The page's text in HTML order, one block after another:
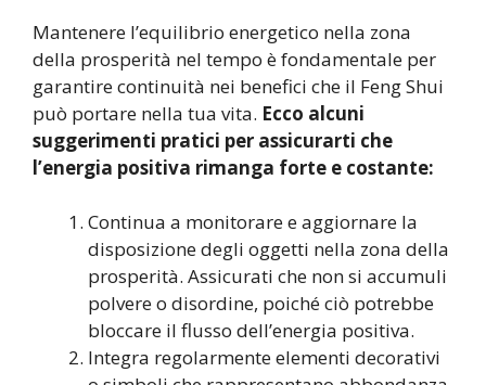
Mantenere l’equilibrio energetico nella zona
della prosperità nel tempo è fondamentale per
garantire continuità nei benefici che il Feng Shui
può portare nella tua vita. Ecco alcuni
suggerimenti pratici per assicurarti che
l’energia positiva rimanga forte e costante:
Continua a monitorare e aggiornare la
disposizione degli oggetti nella zona della
prosperità. Assicurati che non si accumuli
polvere o disordine, poiché ciò potrebbe
bloccare il flusso dell’energia positiva.
Integra regolarmente elementi decorativi